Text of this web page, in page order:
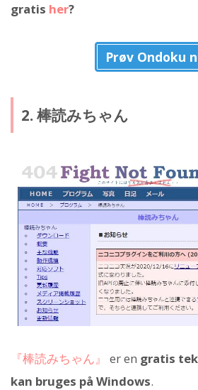
gratis her?
Prøv Ondoku
2. 棒読みちゃん
『棒読みちゃん』 er en gratis
kan bruges på Windows.